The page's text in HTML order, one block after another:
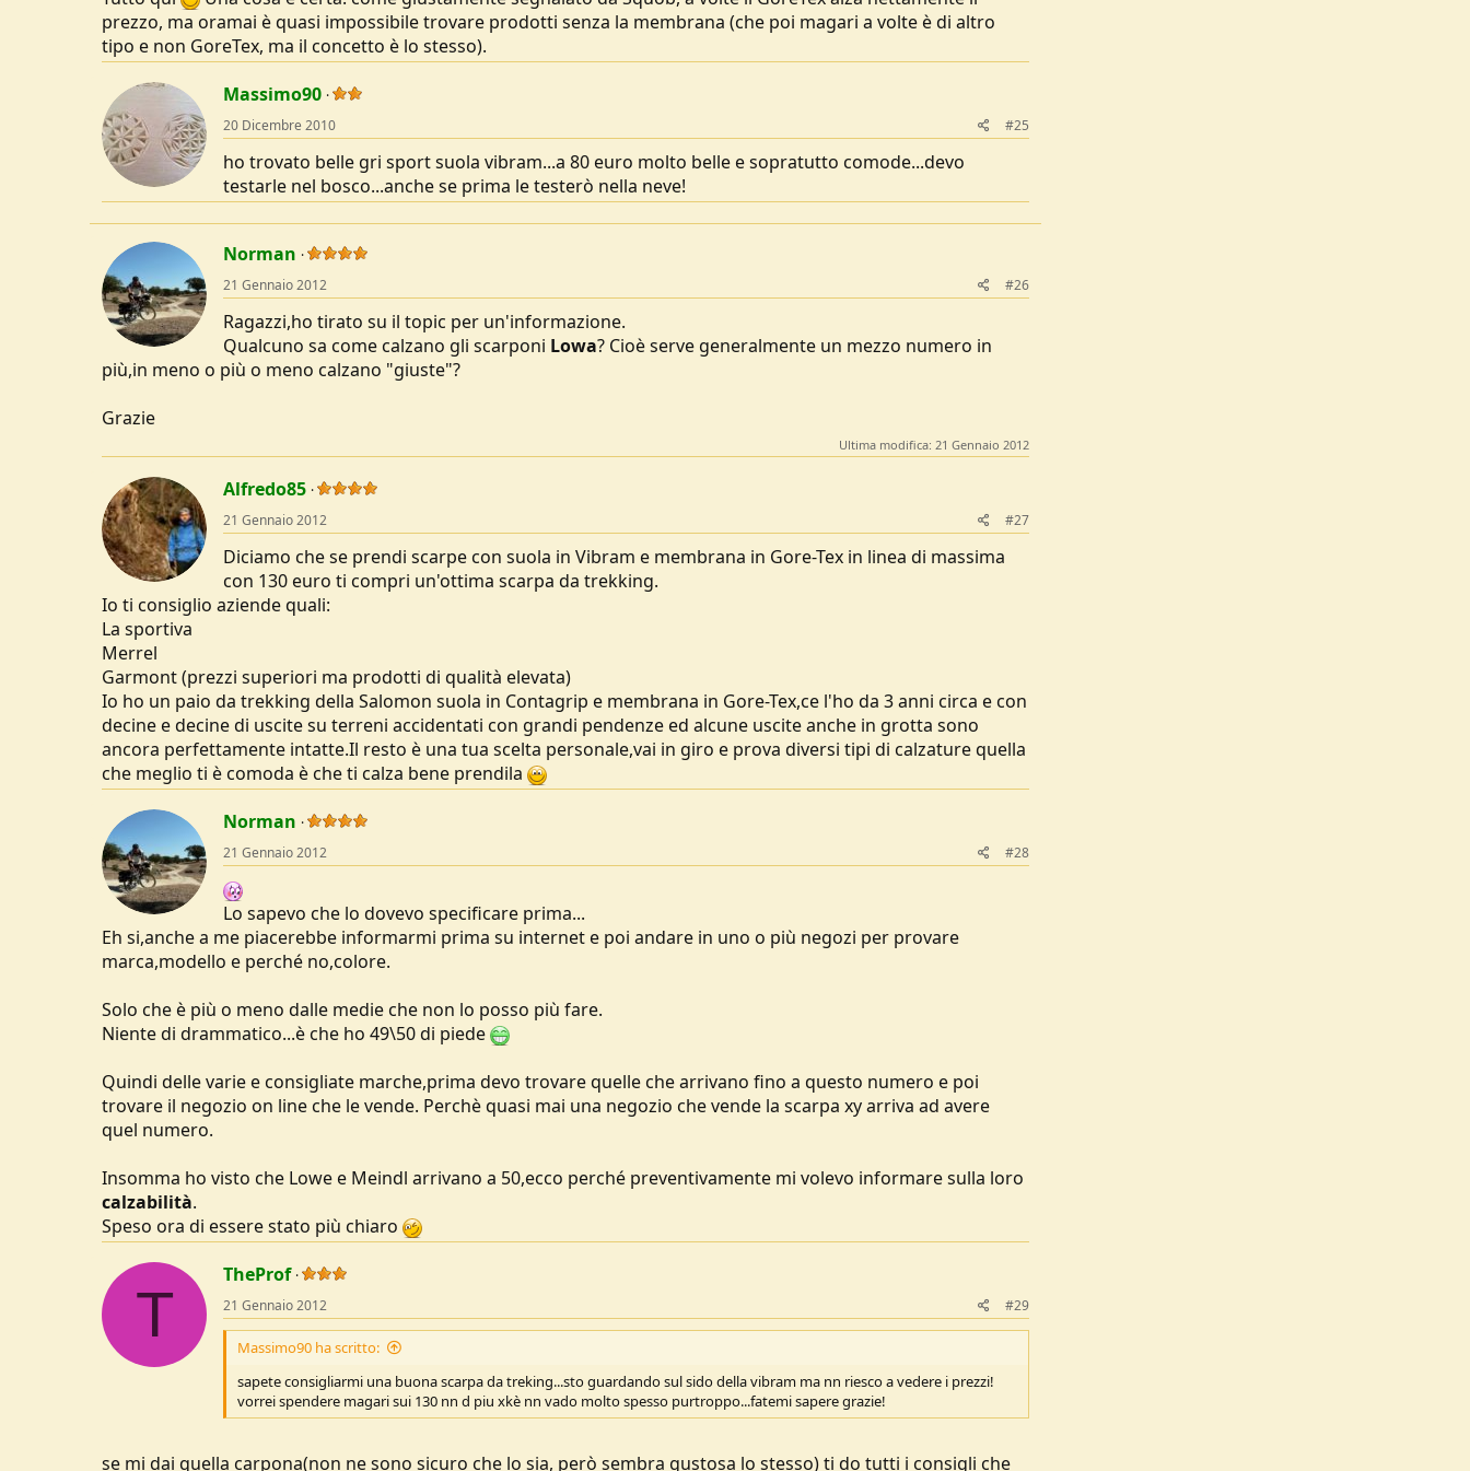
prezzo, ma oramai è quasi impossibile trovare prodotti senza la membrana (che poi magari a volte è di altro
tipo e non GoreTex, ma il concetto è lo stesso).
Massimo90
20 Dicembre 2010 #25
ho trovato belle gri sport suola vibram...a 80 euro molto belle e sopratutto comode...devo
testarle nel bosco...anche se prima le testerò nella neve!
Norman
21 Gennaio 2012 #26
Ragazzi,ho tirato su il topic per un'informazione.
Qualcuno sa come calzano gli scarponi Lowa? Cioè serve generalmente un mezzo numero in
più,in meno o più o meno calzano "giuste"?
Grazie
Ultima modifica: 21 Gennaio 2012
Alfredo85
21 Gennaio 2012 #27
Diciamo che se prendi scarpe con suola in Vibram e membrana in Gore-Tex in linea di massima
con 130 euro ti compri un'ottima scarpa da trekking.
Io ti consiglio aziende quali:
La sportiva
Merrel
Garmont (prezzi superiori ma prodotti di qualità elevata)
Io ho un paio da trekking della Salomon suola in Contagrip e membrana in Gore-Tex,ce l'ho da 3 anni circa e con
decine e decine di uscite su terreni accidentati con grandi pendenze ed alcune uscite anche in grotta sono
ancora perfettamente intatte.Il resto è una tua scelta personale,vai in giro e prova diversi tipi di calzature quella
che meglio ti è comoda è che ti calza bene prendila
Norman
21 Gennaio 2012 #28
Lo sapevo che lo dovevo specificare prima...
Eh si,anche a me piacerebbe informarmi prima su internet e poi andare in uno o più negozi per provare
marca,modello e perché no,colore.
Solo che è più o meno dalle medie che non lo posso più fare.
Niente di drammatico...è che ho 49\50 di piede
Quindi delle varie e consigliate marche,prima devo trovare quelle che arrivano fino a questo numero e poi
trovare il negozio on line che le vende. Perchè quasi mai una negozio che vende la scarpa xy arriva ad avere
quel numero.
Insomma ho visto che Lowe e Meindl arrivano a 50,ecco perché preventivamente mi volevo informare sulla loro
calzabilità.
Speso ora di essere stato più chiaro
T
TheProf
21 Gennaio 2012 #29
Massimo90 ha scritto:
sapete consigliarmi una buona scarpa da treking...sto guardando sul sido della vibram ma nn riesco a vedere i prezzi!
vorrei spendere magari sui 130 nn d piu xkè nn vado molto spesso purtroppo...fatemi sapere grazie!
se mi dai quella carpona(non ne sono sicuro che lo sia, però sembra gustosa lo stesso) ti do tutti i consigli che